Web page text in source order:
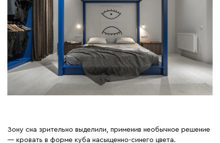
Зону сна зрительно выделили, применив необычное решение
— кровать в форме куба насыщенно-синего цвета.